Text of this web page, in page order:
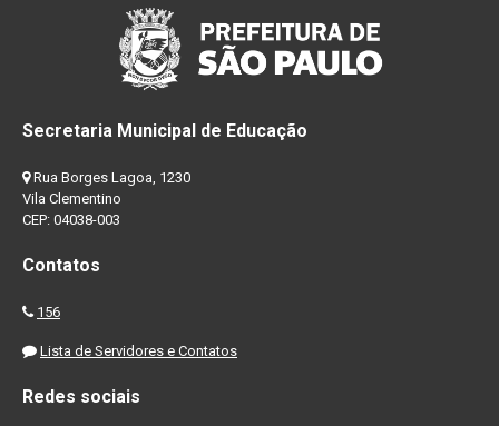
Secretaria Municipal de Educação
Rua Borges Lagoa, 1230
Vila Clementino
CEP: 04038-003
Contatos
156
Lista de Servidores e Contatos
Redes sociais